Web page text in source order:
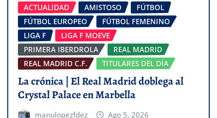
ACTUALIDAD AMISTOSO
FÚTBOL
FÚTBOL EUROPEO
FÚTBOL FEMENINO
LIGA F
LIGA F MOEVE
PRIMERA IBERDROLA
REAL MADRID
REAL MADRID C.F.
TITULARES DEL DÍA
La crónica | El Real Madrid doblega al
Crystal Palace en Marbella
manulopezfdez Ago 5, 2026